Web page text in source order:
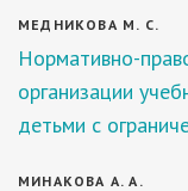
МЕДНИКОВА М. С.
Нормативно-
организации
детьми с
МИНАКОВА А. А.